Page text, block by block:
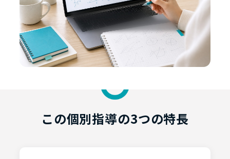
この個別指導の3つの特長